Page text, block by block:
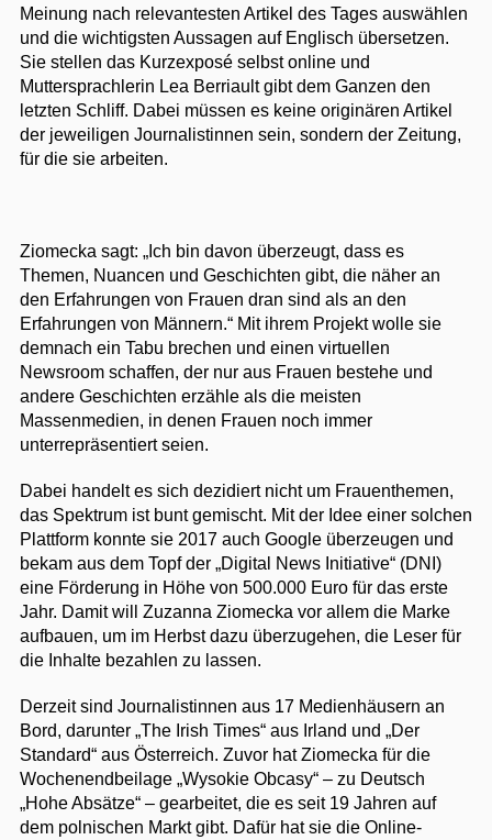
Meinung nach relevantesten Artikel des Tages auswählen
und die wichtigsten Aussagen auf Englisch übersetzen.
Sie stellen das Kurzexposé selbst online und
Muttersprachlerin Lea Berriault gibt dem Ganzen den
letzten Schliff. Dabei müssen es keine originären Artikel
der jeweiligen Journalistinnen sein, sondern der Zeitung,
für die sie arbeiten.
Ziomecka sagt: „Ich bin davon überzeugt, dass es
Themen, Nuancen und Geschichten gibt, die näher an
den Erfahrungen von Frauen dran sind als an den
Erfahrungen von Männern.“ Mit ihrem Projekt wolle sie
demnach ein Tabu brechen und einen virtuellen
Newsroom schaffen, der nur aus Frauen bestehe und
andere Geschichten erzähle als die meisten
Massenmedien, in denen Frauen noch immer
unterrepräsentiert seien.
Dabei handelt es sich dezidiert nicht um Frauenthemen,
das Spektrum ist bunt gemischt. Mit der Idee einer solchen
Plattform konnte sie 2017 auch Google überzeugen und
bekam aus dem Topf der „Digital News Initiative“ (DNI)
eine Förderung in Höhe von 500.000 Euro für das erste
Jahr. Damit will Zuzanna Ziomecka vor allem die Marke
aufbauen, um im Herbst dazu überzugehen, die Leser für
die Inhalte bezahlen zu lassen.
Derzeit sind Journalistinnen aus 17 Medienhäusern an
Bord, darunter „The Irish Times“ aus Irland und „Der
Standard“ aus Österreich. Zuvor hat Ziomecka für die
Wochenendbeilage „Wysokie Obcasy“ – zu Deutsch
„Hohe Absätze“ – gearbeitet, die es seit 19 Jahren auf
dem polnischen Markt gibt. Dafür hat sie die Online-